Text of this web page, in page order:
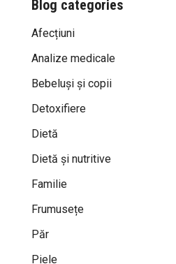
Blog categories
Afecțiuni
Analize medicale
Bebeluși și copii
Detoxifiere
Dietă
Dietă și nutritive
Familie
Frumusețe
Păr
Piele